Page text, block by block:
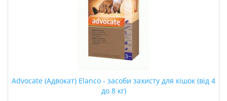
Advocate (Адвокат) Elanco - засоби захисту для кішок (від 4
до 8 кг)